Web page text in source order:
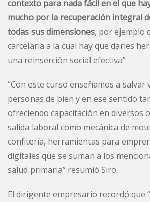
contexto para nada fácil en el que
mucho por la recuperación integral
todas sus dimensiones, por ejemplo
carcelaria a la cual hay que darles
una reinserción social efectiva”
“Con este curso enseñamos a salvar
personas de bien y en ese sentido
ofreciendo capacitación en diversos
salida laboral como mecánica de
confitería, herramientas para
digitales que se suman a los
salud primaria” resumió Siro.
El dirigente empresario recordó que